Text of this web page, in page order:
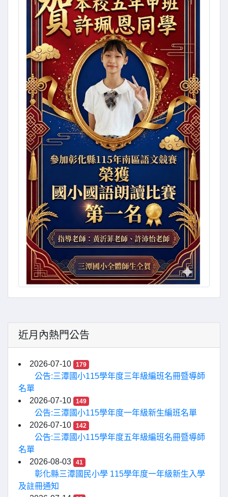
近月內熱門公告
2026-07-10 179
公告:三潭國小115學年度三年級編班名冊暨導師
名單
2026-07-10
149
公告:三潭國小115學年度一年級新生編班名單
2026-07-10
142
公告:三潭國小115學年度五年級編班名冊暨導師
名單
2026-08-03
41
彰化縣三潭國民小學 115學年度一年級新生入學
及註冊通知